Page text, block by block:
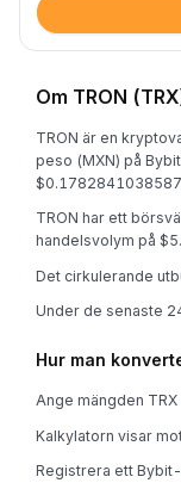
Om TRON
TRON är en
peso (MXN) på
TRON har ett
handelsvolym på
Det cirkulerande
Under de senaste
Hur man
Ange mängden
Kalkylatorn visar
Registrera ett